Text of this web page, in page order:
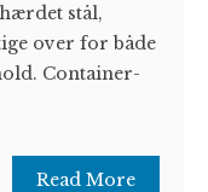
stål,
over for både
Container-
Read More